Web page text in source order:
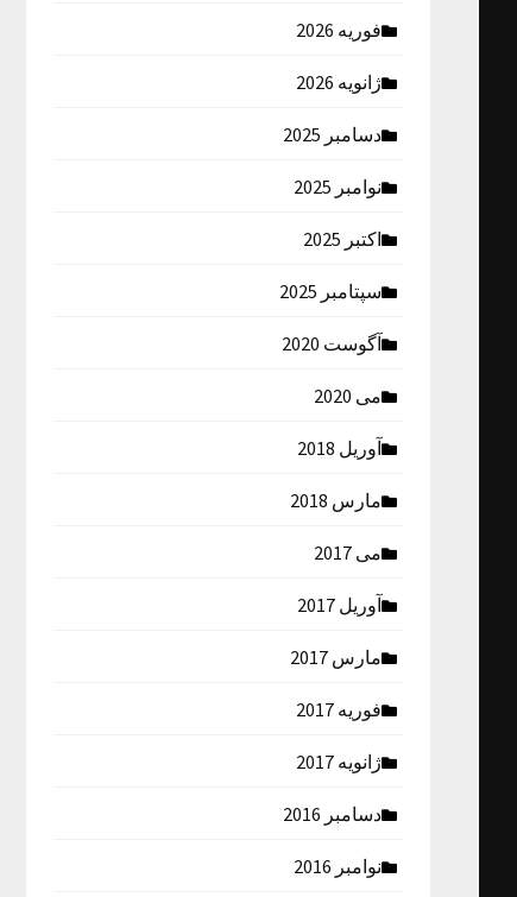
فوریه 2026
ژانویه 2026
دسامبر 2025
نوامبر 2025
اکتبر 2025
سپتامبر 2025
آگوست 2020
می 2020
آوریل 2018
مارس 2018
می 2017
آوریل 2017
مارس 2017
فوریه 2017
ژانویه 2017
دسامبر 2016
نوامبر 2016